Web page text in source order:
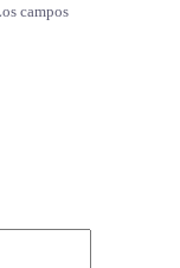
campos